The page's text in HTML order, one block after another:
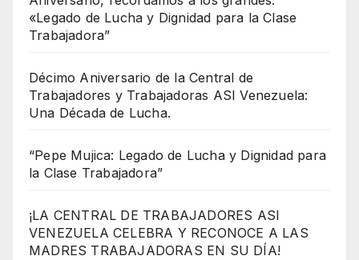
«Legado de Lucha y Dignidad para la Clase
Trabajadora”
Décimo Aniversario de la Central de
Trabajadores y Trabajadoras ASI Venezuela:
Una Década de Lucha.
“Pepe Mujica: Legado de Lucha y Dignidad para
la Clase Trabajadora”
¡LA CENTRAL DE TRABAJADORES ASI
VENEZUELA CELEBRA Y RECONOCE A LAS
MADRES TRABAJADORAS EN SU DÍA!